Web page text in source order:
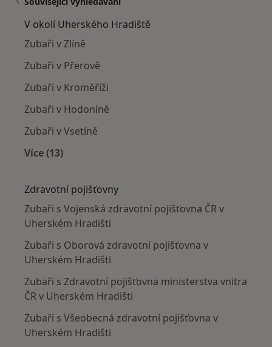
V okolí Uherského Hradiště
Zubaři v Zlíně
Zubaři v Přerově
Zubaři v Kroměříži
Zubaři v Hodoníně
Zubaři v Vsetíně
Více (13)
Zdravotní pojišťovny
Zubaři s Vojenská zdravotní pojišťovna ČR v
Uherském Hradišti
Zubaři s Oborová zdravotní pojišťovna v
Uherském Hradišti
Zubaři s Zdravotní pojišťovna ministerstva vnitra
ČR v Uherském Hradišti
Zubaři s Všeobecná zdravotní pojišťovna v
Uherském Hradišti